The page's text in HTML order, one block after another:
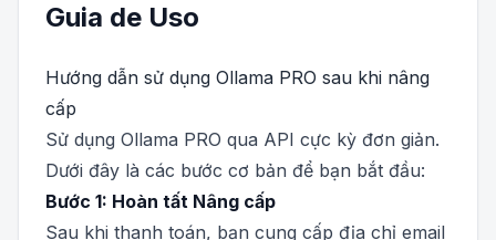
Guia de Uso
Hướng dẫn sử dụng Ollama PRO sau khi nâng
cấp
Sử dụng Ollama PRO qua API cực kỳ đơn giản.
Dưới đây là các bước cơ bản để bạn bắt đầu:
Bước 1: Hoàn tất Nâng cấp
Sau khi thanh toán, bạn cung cấp địa chỉ email